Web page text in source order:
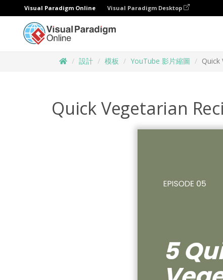
Visual Paradigm Online Visual Paradigm Desktop
設計 模板 YouTube 影片縮圖 Quick
Quick Vegetarian